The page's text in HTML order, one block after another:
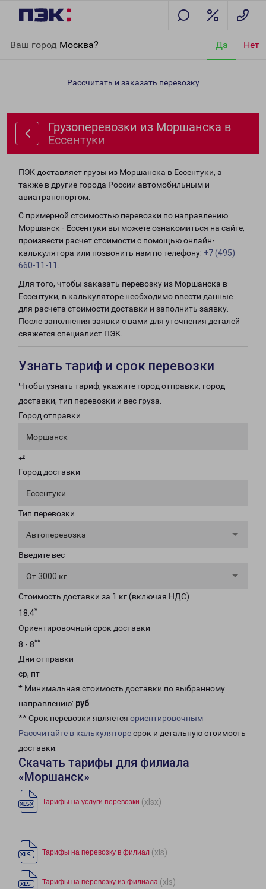
Ваш город Москва? Да Нет
Ессентуки
Рассчитать и заказать перевозку
Грузоперевозки из Моршанска в
Ессентуки
ПЭК доставляет грузы из Моршанска в Ессентуки, а
также в другие города России автомобильным и
авиатранспортом.
С примерной стоимостью перевозки по направлению
Моршанск - Ессентуки вы можете ознакомиться на сайте,
произвести расчет стоимости с помощью онлайн-
калькулятора или позвонить нам по телефону: +7 (495)
660-11-11
Для того, чтобы заказать перевозку из Моршанска в
Ессентуки, в калькуляторе необходимо ввести данные
для расчета стоимости доставки и заполнить заявку.
После заполнения заявки с вами для уточнения деталей
свяжется специалист ПЭК.
Узнать тариф и срок перевозки
Чтобы узнать тариф, укажите город отправки, город
доставки, тип перевозки и вес груза.
Город отправки
Моршанск
⇄
Город доставки
Ессентуки
Тип перевозки
Автоперевозка
Введите вес
От 3000 кг
Стоимость доставки за 1 кг (включая НДС)
18.4*
Ориентировочный срок доставки
8 - 8**
Дни отправки
ср, пт
* Минимальная стоимость доставки по выбранному
направлению: руб.
** Срок перевозки является ориентировочным
Рассчитайте в калькуляторесрок и детальную стоимость
доставки.
Скачать тарифы для филиала
«Моршанск»
Тарифы на услуги перевозки (xlsx)
Тарифы на перевозку в филиал (xls)
Тарифы на перевозку из филиала (xls)